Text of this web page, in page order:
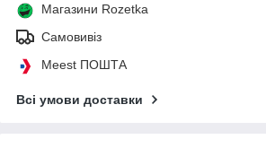
Магазини Rozetka
Самовивіз
Meest ПОШТА
Всі умови доставки